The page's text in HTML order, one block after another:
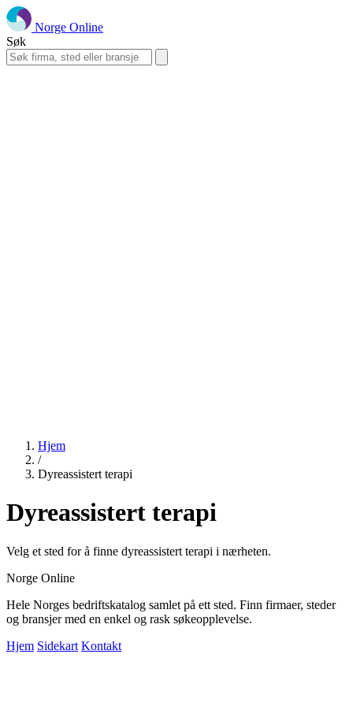
Norge Online
Søk
Hjem
/
Dyreassistert terapi
Dyreassistert terapi
Velg et sted for å finne dyreassistert terapi i nærheten.
Norge Online
Hele Norges bedriftskatalog samlet på ett sted. Finn firmaer, steder
og bransjer med en enkel og rask søkeopplevelse.
Hjem Sidekart Kontakt